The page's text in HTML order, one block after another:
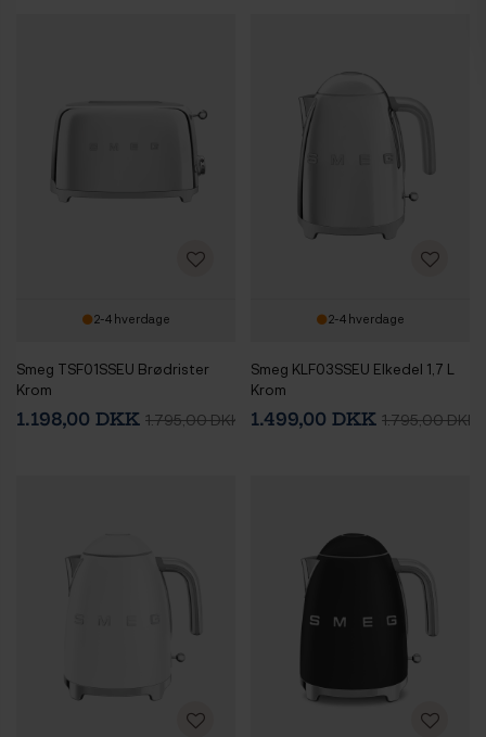
2-4 hverdage
Smeg TSF01SSEU Brødrister
Krom
1.198,00 DKK 1.795,00 DKK
2-4 hverdage
Smeg KLF03SSEU Elkedel 1,7 L
Krom
1.499,00 DKK 1.795,00 DKK